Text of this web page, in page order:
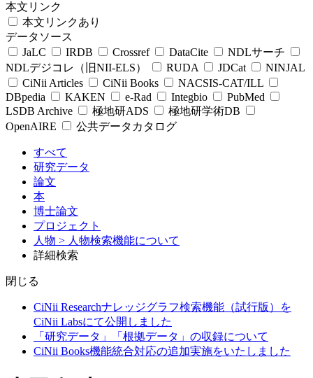
本文リンク
本文リンクあり
データソース
JaLC
IRDB Crossref DataCite
NDLサーチ
NDLデジコレ（旧NII-ELS）
RUDA JDCat
NINJAL
CiNii Articles
CiNii Books
NACSIS-CAT/ILL
DBpedia
KAKEN e-Rad Integbio
PubMed
LSDB Archive
極地研ADS
極地研学術DB
OpenAIRE
公共データカタログ
すべて
研究データ
論文
本
博士論文
プロジェクト
人物 > 人物検索機能について
詳細検索
閉じる
CiNii Researchナレッジグラフ検索機能（試行版）を
CiNii Labsにて公開しました
「研究データ」「根拠データ」の収録について
CiNii Books機能統合対応の追加実施をいたしました